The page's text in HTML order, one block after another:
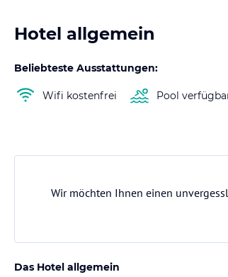
Hotel allgemein
Beliebteste Ausstattungen:
Wifi kostenfrei Pool
Wir möchten Ihnen einen
Das Hotel allgemein